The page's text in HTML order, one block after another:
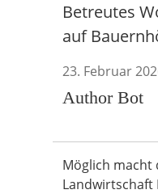
Betreutes
auf
23. Februar
Author Bot
Möglich macht
Landwirtschaft